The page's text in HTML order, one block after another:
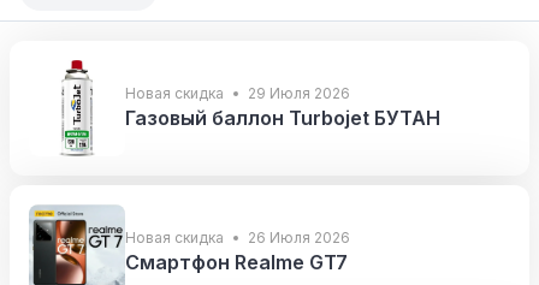
Новая скидка 29 Июля 2026
Газовый баллон Turbojet БУТАН
Новая скидка 26 Июля 2026
Смартфон Realme GT7